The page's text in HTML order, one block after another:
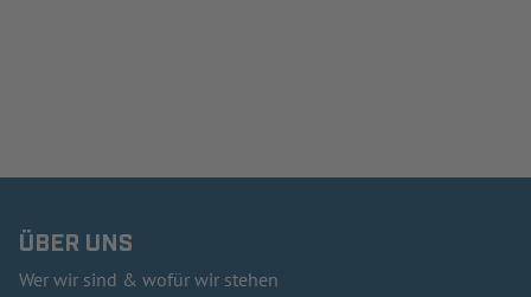
ÜBER UNS
Wer wir sind & wofür wir stehen